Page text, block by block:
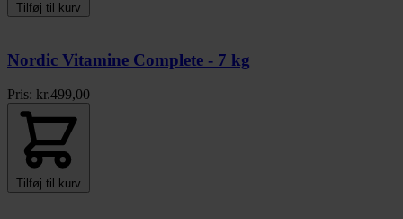
Tilføj til kurv
Nordic Vitamine Complete - 7 kg
Pris: kr.499,00
Tilføj til kurv